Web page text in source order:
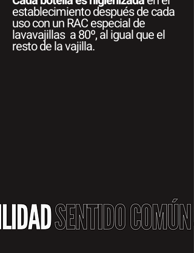
establecimiento después de cada
uso con un RAC especial de
lavavajillas a 80º, al igual que el
resto de la vajilla.